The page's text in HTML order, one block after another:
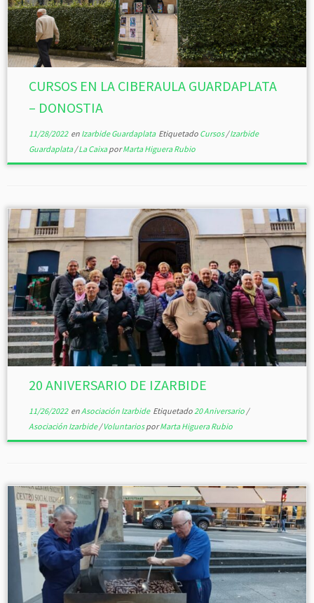
CURSOS EN LA CIBERAULA GUARDAPLATA
– DONOSTIA
11/28/2022en Izarbide Guardaplata Etiquetado Cursos/Izarbide
Guardaplata/La CaixaporMarta Higuera Rubio
20 ANIVERSARIO DE IZARBIDE
11/26/2022enAsociación Izarbide Etiquetado20 Aniversario /
Asociación Izarbide/VoluntariosporMarta Higuera Rubio